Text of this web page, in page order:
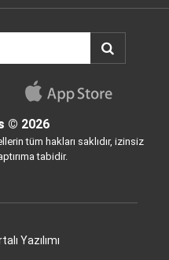
© 2026
tüm hakları saklıdır, izinsiz
tabidir.
Yazılımı